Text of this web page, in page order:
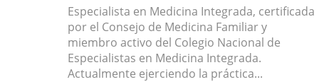
Especialista en Medicina Integrada, certificada
por el Consejo de Medicina Familiar y
miembro activo del Colegio Nacional de
Especialistas en Medicina Integrada.
Actualmente ejerciendo la práctica...